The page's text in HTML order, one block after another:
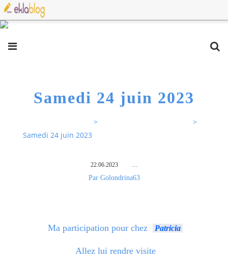
Samedi 24 juin 2023
>
>
Samedi 24 juin 2023
22.06.2023
Par Golondrina63
Ma participation pour chez Patricia
Allez lui rendre visite